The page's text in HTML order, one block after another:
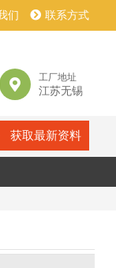
们 联系方式
工厂地址
江苏无锡
获取最新资料